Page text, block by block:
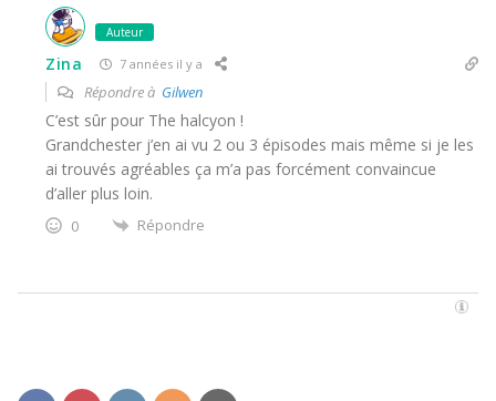
Auteur
Zina 7 années il y a
Répondre à Gilwen
C’est sûr pour The halcyon !
Grandchester j’en ai vu 2 ou 3 épisodes mais même si je les
ai trouvés agréables ça m’a pas forcément convaincue
d’aller plus loin.
0 Répondre